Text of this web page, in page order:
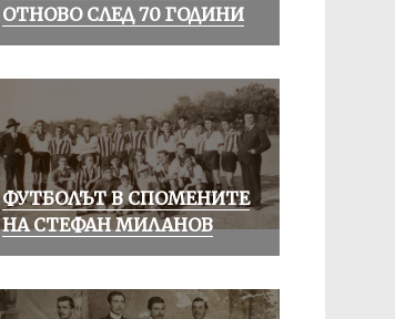
ОТНОВО СЛЕД 70 ГОДИНИ
ФУТБОЛЪТ В СПОМЕНИТЕ
НА СТЕФАН МИЛАНОВ